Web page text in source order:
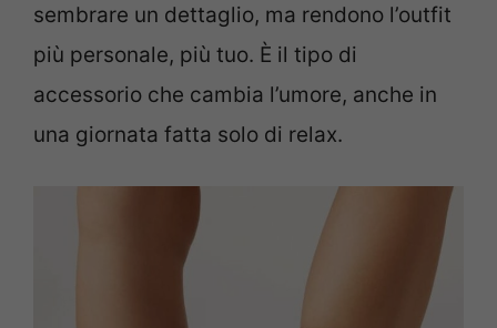
sembrare un dettaglio, ma rendono l’outfit
più personale, più tuo. È il tipo di
accessorio che cambia l’umore, anche in
una giornata fatta solo di relax.